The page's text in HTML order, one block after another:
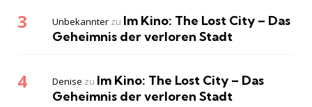
Unbekannter zu Im Kino: The Lost City – Das
Geheimnis der verloren Stadt
Denise zu Im Kino: The Lost City – Das
Geheimnis der verloren Stadt